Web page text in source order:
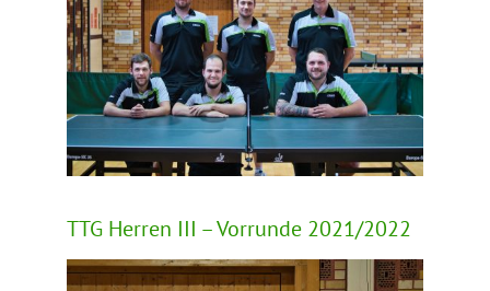
TTG Herren III – Vorrunde 2021/2022